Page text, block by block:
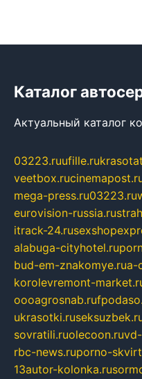
Каталог
Актуальный каталог
03223.ruufille.ru
veetbox.ru
mega-press.ru03223.ru
eurovision-russia.ru
itrack-24.ru
alabuga-cityhotel.ru
bud-em-znakomye.rua-
korolevremont-
oooagrosnab.ru
ukrasotki.ru
sovratili.ruolecoon.ru
rbc-news.ruporno-
13autor-kolonka.ru